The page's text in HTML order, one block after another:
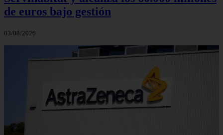
de euros bajo gestión
03/08/2026